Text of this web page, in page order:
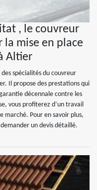
, le couvreur
mise en place
Altier
spécialités du couvreur
Il propose des prestations qui
décennale contre les
vous profiterez d’un travail
marché. Pour en savoir plus,
un devis détaillé.